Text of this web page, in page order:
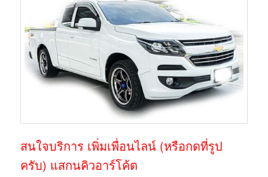
สนใจบริการ เพิ่มเพื่อนไลน์ (หรือกดที่รูป
ครับ) แสกนคิวอาร์โค้ต